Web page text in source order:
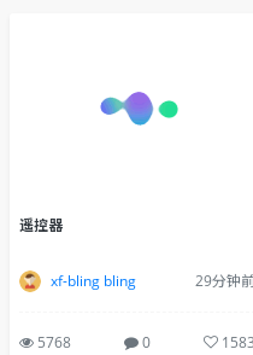
遥控器
xf-bling bling 29分钟
5768 0 1583